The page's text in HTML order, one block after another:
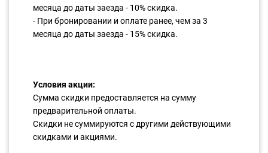
месяца до даты заезда - 10% скидка.
- При бронировании и оплате ранее, чем за 3
месяца до даты заезда - 15% скидка.
Условия акции:
Сумма скидки предоставляется на сумму
предварительной оплаты.
Скидки не суммируются с другими действующими
скидками и акциями.